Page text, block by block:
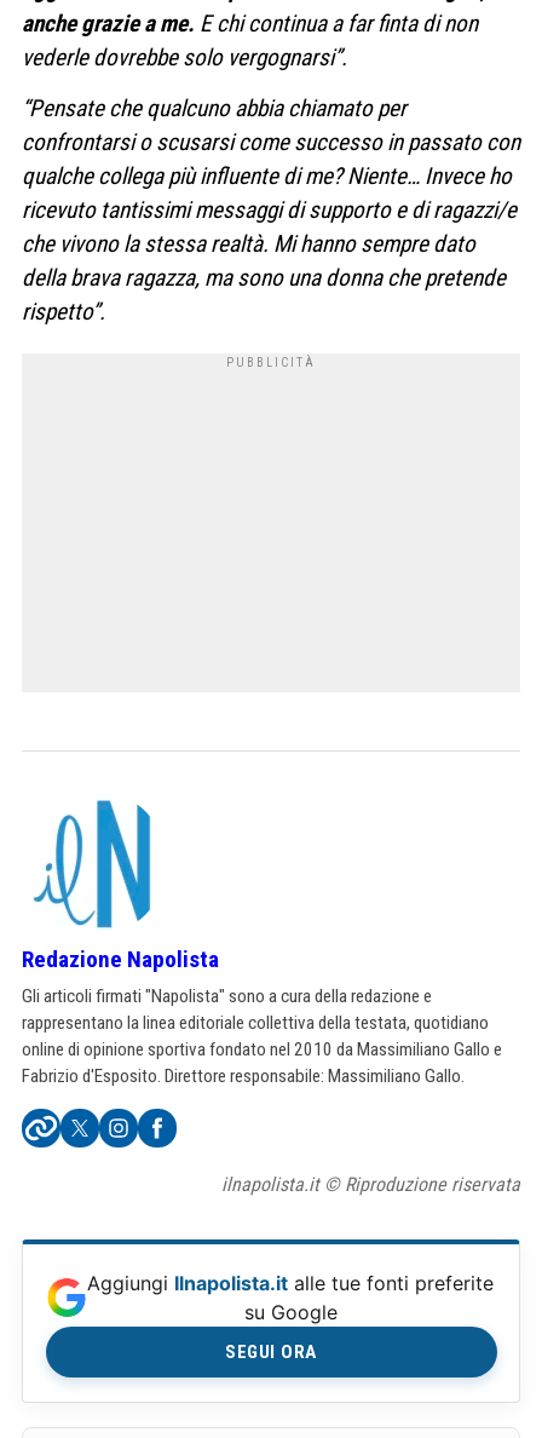
anche grazie a me. E chi continua a far finta di non
vederle dovrebbe solo vergognarsi”.
“Pensate che qualcuno abbia chiamato per
confrontarsi o scusarsi come successo in passato con
qualche collega più influente di me? Niente… Invece ho
ricevuto tantissimi messaggi di supporto e di ragazzi/e
che vivono la stessa realtà. Mi hanno sempre dato
della brava ragazza, ma sono una donna che pretende
rispetto”.
Redazione Napolista
Gli articoli firmati "Napolista" sono a cura della redazione e
rappresentano la linea editoriale collettiva della testata, quotidiano
online di opinione sportiva fondato nel 2010 da Massimiliano Gallo e
Fabrizio d'Esposito. Direttore responsabile: Massimiliano Gallo.
ilnapolista.it © Riproduzione riservata
Aggiungi Ilnapolista.it alle tue fonti preferite
su Google
SEGUI ORA